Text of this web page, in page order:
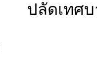
ปลัดเทศ